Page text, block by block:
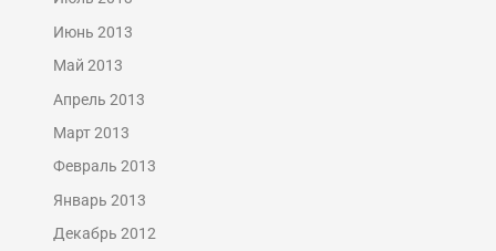
Июнь 2013
Май 2013
Апрель 2013
Март 2013
Февраль 2013
Январь 2013
Декабрь 2012